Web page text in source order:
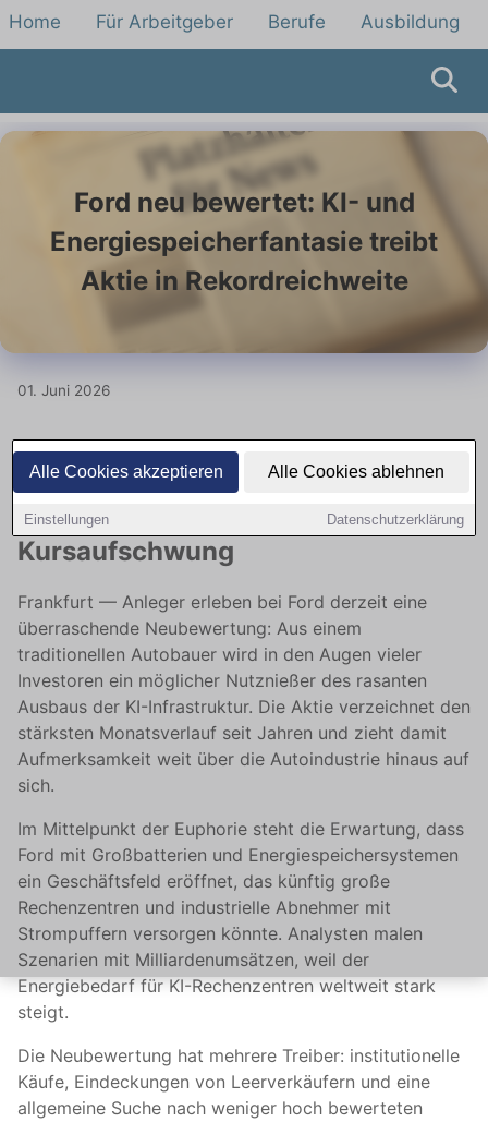
Alle Cookies akzeptieren Alle Cookies ablehnen
Einstellungen Datenschutzerklärung
Home Für Arbeitgeber Berufe Ausbildung
Ford neu bewertet: KI- und
Energiespeicherfantasie treibt
Aktie in Rekordreichweite
01. Juni 2026
KI-Boom und Energiespeicher
sorgen für spektakulären
Kursaufschwung
Frankfurt — Anleger erleben bei Ford derzeit eine
überraschende Neubewertung: Aus einem
traditionellen Autobauer wird in den Augen vieler
Investoren ein möglicher Nutznießer des rasanten
Ausbaus der KI-Infrastruktur. Die Aktie verzeichnet den
stärksten Monatsverlauf seit Jahren und zieht damit
Aufmerksamkeit weit über die Autoindustrie hinaus auf
sich.
Im Mittelpunkt der Euphorie steht die Erwartung, dass
Ford mit Großbatterien und Energiespeichersystemen
ein Geschäftsfeld eröffnet, das künftig große
Rechenzentren und industrielle Abnehmer mit
Strompuffern versorgen könnte. Analysten malen
Szenarien mit Milliardenumsätzen, weil der
Energiebedarf für KI-Rechenzentren weltweit stark
steigt.
Die Neubewertung hat mehrere Treiber: institutionelle
Käufe, Eindeckungen von Leerverkäufern und eine
allgemeine Suche nach weniger hoch bewerteten